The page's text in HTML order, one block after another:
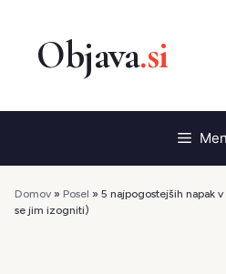
vsebino
Domov » Posel » 5 najpogostejših napak
se jim izogniti)